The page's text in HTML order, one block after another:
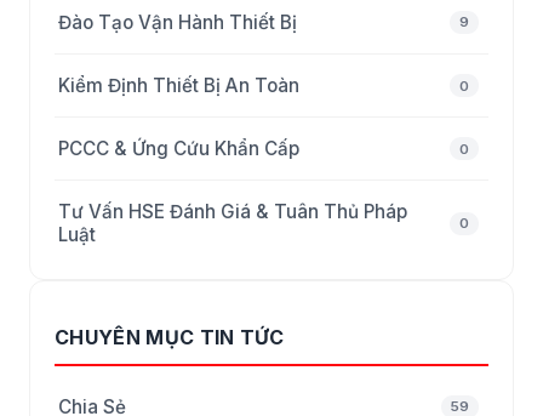
Đào Tạo Vận Hành Thiết Bị 9
Kiểm Định Thiết Bị An Toàn 0
PCCC & Ứng Cứu Khẩn Cấp 0
Tư Vấn HSE Đánh Giá & Tuân Thủ Pháp
Luật
0
CHUYÊN MỤC TIN TỨC
Chia Sẻ 59